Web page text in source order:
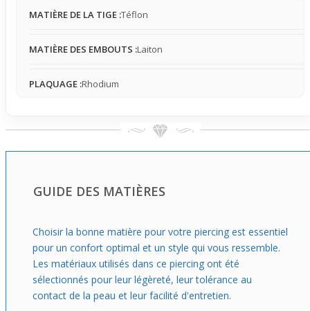
facilement aux looks du quotidien ou lors d’événements
bonne option pour celles et ceux qui ont la peau sensible
porter au fil des jours ou pour apporter une touche
MATIÈRE DE LA TIGE :Téflon
MATIÈRE DES EMBOUTS :Laiton
PLAQUAGE :Rhodium
GUIDE DES MATIÈRES
Choisir la bonne matière pour votre piercing est essentiel
pour un confort optimal et un style qui vous ressemble.
Les matériaux utilisés dans ce piercing ont été
sélectionnés pour leur légèreté, leur tolérance au
contact de la peau et leur facilité d'entretien.